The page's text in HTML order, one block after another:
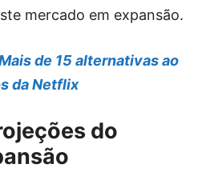
mercado em expansão.
de 15 alternativas ao
da Netflix
do